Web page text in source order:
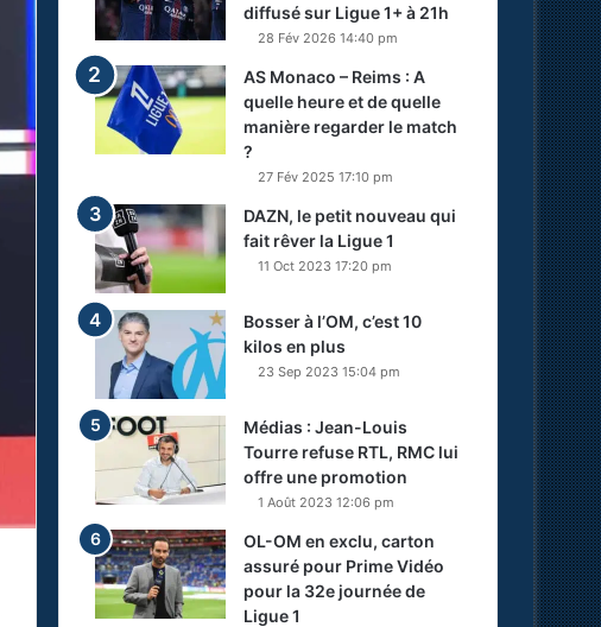
diffusé sur Ligue 1+ à 21h
28 Fév 2026 14:40 pm
AS Monaco – Reims : A
quelle heure et de quelle
manière regarder le match
?
27 Fév 2025 17:10 pm
DAZN, le petit nouveau qui
fait rêver la Ligue 1
11 Oct 2023 17:20 pm
Bosser à l’OM, c’est 10
kilos en plus
23 Sep 2023 15:04 pm
Médias : Jean-Louis
Tourre refuse RTL, RMC lui
offre une promotion
1 Août 2023 12:06 pm
OL-OM en exclu, carton
assuré pour Prime Vidéo
pour la 32e journée de
Ligue 1